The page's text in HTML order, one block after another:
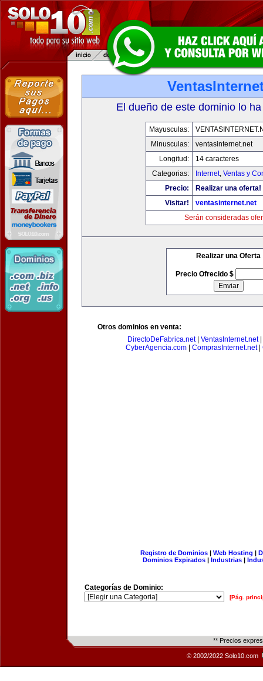
El dueño de este dominio lo
Mayusculas:
Minusculas:
ventasinternet.net
Longitud:
14 caracteres
Categorias:
Internet, Ventas y
Precio:
Realizar una oferta!
Visitar!
ventasinternet.net
Serán consideradas
Realizar una Oferta
Precio Ofrecido $
Otros dominios en venta:
DirectoDeFabrica.net| VentasInternet.net|
CyberAgencia.com| ComprasInternet.net|
Registro de Dominios| Web Hosting |
Dominios Expirados | Industrias |
Categorías de Dominio:
[Pág.
** Precios
© 2002/2022 Solo10.com